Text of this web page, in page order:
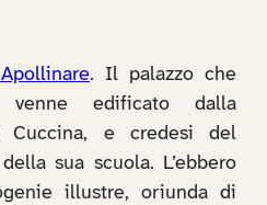
. Il palazzo che
edificato dalla
Cuccina, e credesi del
sua scuola. L’ebbero
illustre, oriunda di